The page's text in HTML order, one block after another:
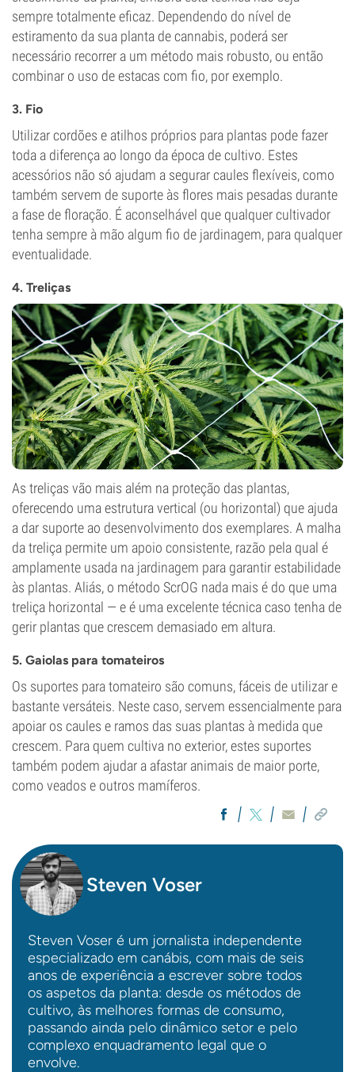
sempre totalmente eficaz. Dependendo do nível de
estiramento da sua planta de cannabis, poderá ser
necessário recorrer a um método mais robusto, ou então
combinar o uso de estacas com fio, por exemplo.
3. Fio
Utilizar cordões e atilhos próprios para plantas pode fazer
toda a diferença ao longo da época de cultivo. Estes
acessórios não só ajudam a segurar caules flexíveis, como
também servem de suporte às flores mais pesadas durante
a fase de floração. É aconselhável que qualquer cultivador
tenha sempre à mão algum fio de jardinagem, para qualquer
eventualidade.
4. Treliças
As treliças vão mais além na proteção das plantas,
oferecendo uma estrutura vertical (ou horizontal) que ajuda
a dar suporte ao desenvolvimento dos exemplares. A malha
da treliça permite um apoio consistente, razão pela qual é
amplamente usada na jardinagem para garantir estabilidade
às plantas. Aliás, o método ScrOG nada mais é do que uma
treliça horizontal — e é uma excelente técnica caso tenha de
gerir plantas que crescem demasiado em altura.
5. Gaiolas para tomateiros
Os suportes para tomateiro são comuns, fáceis de utilizar e
bastante versáteis. Neste caso, servem essencialmente para
apoiar os caules e ramos das suas plantas à medida que
crescem. Para quem cultiva no exterior, estes suportes
também podem ajudar a afastar animais de maior porte,
como veados e outros mamíferos.
Steven Voser
Steven Voser é um jornalista independente
especializado em canábis, com mais de seis
anos de experiência a escrever sobre todos
os aspetos da planta: desde os métodos de
cultivo, às melhores formas de consumo,
passando ainda pelo dinâmico setor e pelo
complexo enquadramento legal que o
envolve.